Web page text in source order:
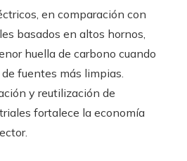
en comparación con
basados en altos hornos,
huella de carbono cuando
fuentes más limpias.
y reutilización de
fortalece la economía